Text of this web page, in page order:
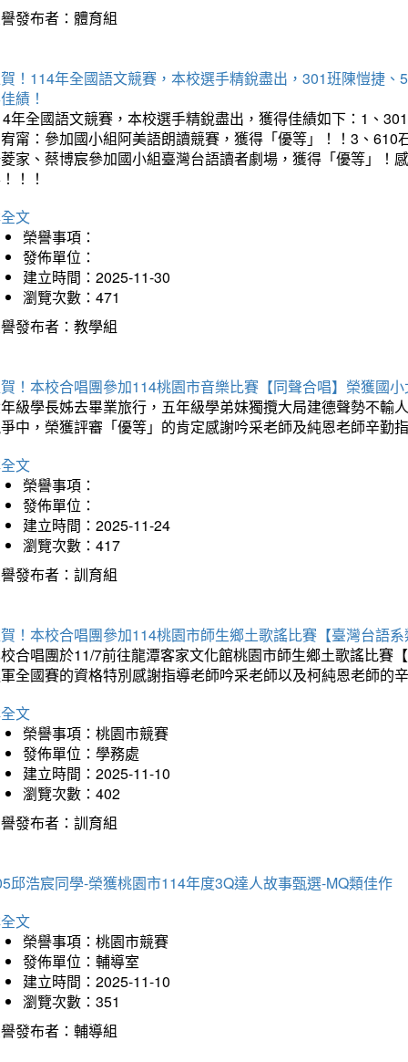
發布者：體育組
！114年全國語文競賽，本校選手精銳盡出，301班陳愷捷
績！
年全國語文競賽，本校選手精銳盡出，獲得佳績如下：1、
甯：參加國小組阿美語朗讀競賽，獲得「優等」！！3、
家、蔡博宸參加國小組臺灣台語讀者劇場，獲得「優等」！
！！
文
榮譽事項：
發佈單位：
建立時間：2025-11-30
瀏覽次數：471
發布者：教學組
！本校合唱團參加114桃園市音樂比賽【同聲合唱】榮獲國
級學長姊去畢業旅行，五年級學弟妹獨攬大局建德聲勢不輸
中，榮獲評審「優等」的肯定感謝吟采老師及純恩老師辛勤
文
榮譽事項：
發佈單位：
建立時間：2025-11-24
瀏覽次數：417
發布者：訓育組
！本校合唱團參加114桃園市師生鄉土歌謠比賽【臺灣台語
合唱團於11/7前往龍潭客家文化館桃園市師生鄉土歌謠比賽
全國賽的資格特別感謝指導老師吟采老師以及柯純恩老師的
文
榮譽事項：桃園市競賽
發佈單位：學務處
建立時間：2025-11-10
瀏覽次數：402
發布者：訓育組
邱浩宸同學-榮獲桃園市114年度3Q達人故事甄選-MQ類佳作
文
榮譽事項：桃園市競賽
發佈單位：輔導室
建立時間：2025-11-10
瀏覽次數：351
發布者：輔導組